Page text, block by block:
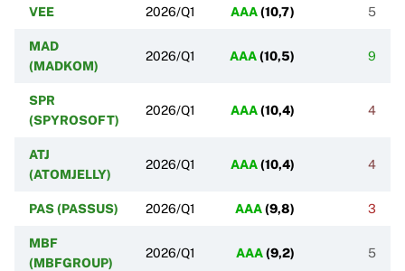
VEE 2026/Q1 AAA(10,7) 5
MAD
(MADKOM)
2026/Q1 AAA(10,5) 9
SPR
(SPYROSOFT)
2026/Q1 AAA(10,4) 4
ATJ
(ATOMJELLY)
2026/Q1 AAA(10,4) 4
PAS (PASSUS) 2026/Q1 AAA(9,8) 3
MBF
(MBFGROUP)
2026/Q1 AAA(9,2) 5